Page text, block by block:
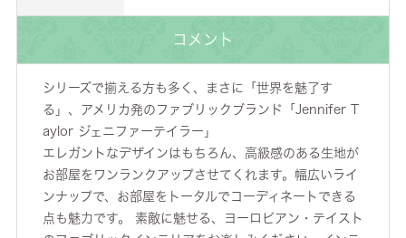
コメント
シリーズで揃える方も多く、まさに「世界を魅了す
る」、アメリカ発のファブリックブランド「Jennifer T
aylor ジェニファーテイラー」
エレガントなデザインはもちろん、高級感のある生地が
お部屋をワンランクアップさせてくれます。幅広いライ
ンナップで、お部屋をトータルでコーディネートできる
点も魅力です。 素敵に魅せる、ヨーロピアン・テイスト